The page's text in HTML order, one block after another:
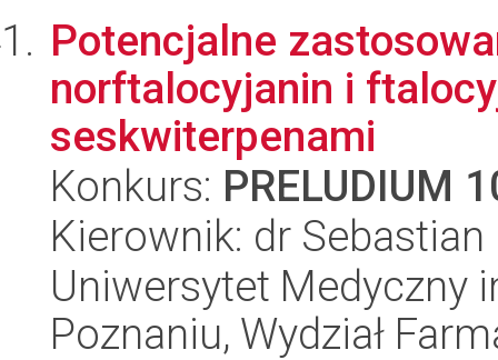
Potencjalne
norftalocyjanin i
seskwiterpenami
Konkurs: PRELUDIUM
Kierownik: dr
Uniwersytet Medyczny
Poznaniu, Wydział